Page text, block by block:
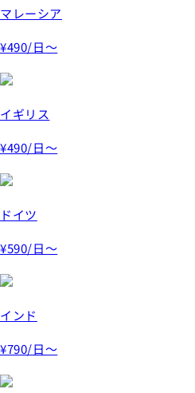
マレーシア
¥490/日～
イギリス
¥490/日～
ドイツ
¥590/日～
インド
¥790/日～